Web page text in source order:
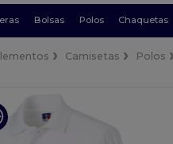
Bolsas Polos Chaquetas
Camisetas Polos